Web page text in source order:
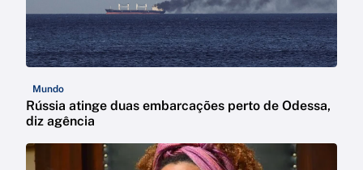
Mundo
Rússia atinge duas embarcações perto de Odessa,
diz agência